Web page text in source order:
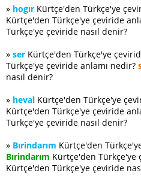
» hogır Kürtçe'den Türkçe'ye
Kürtçe'den Türkçe'ye çeviride
Türkçe'ye çeviride nasıl denir?
» ser Kürtçe'den Türkçe'ye
Türkçe'ye çeviride anlamı nedir?
nasıl denir?
» heval Kürtçe'den Türkçe'ye
Kürtçe'den Türkçe'ye çeviride
Türkçe'ye çeviride nasıl denir?
» Bırindarım Kürtçe'den
Bırindarım Kürtçe'den Türkçe'ye
Kürtçe'den Türkçe'ye çeviride